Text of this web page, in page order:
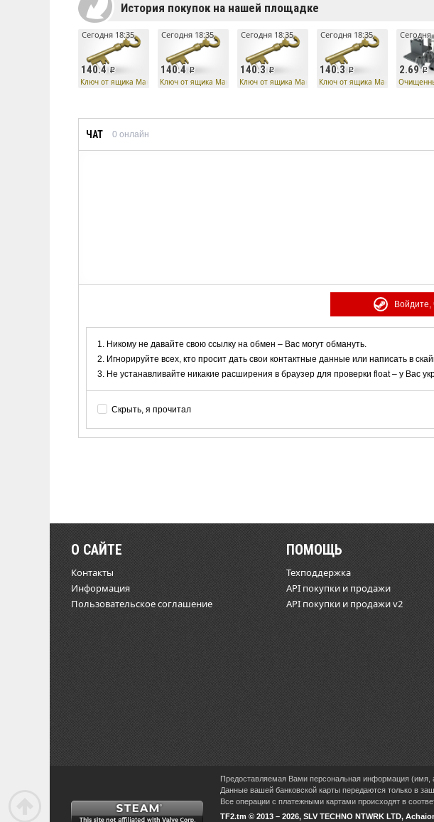
История покупок на нашей площадке
140.4
Сегодня 18:35
Ключ от ящика Манн Ко
140.4
Сегодня 18:35
Ключ от ящика Манн Ко
140.3
Сегодня 18:35
Ключ от ящика Манн Ко
140.3
Сегодня 18:35
Ключ от ящика Манн Ко
2.69
Сегодня
ЧАТ 0 онлайн
Никому не давайте свою ссылку на обмен – Вас могут обмануть.
Игнорируйте всех, кто просит дать свои контактные данные или написать в
Не устанавливайте никакие расширения в браузер для проверки float – у Вас
Скрыть, я прочитал
О САЙТЕ
Контакты
Информация
Пользовательское соглашение
ПОМОЩЬ
Техподдержка
API покупки и продажи
API покупки и продажи v2
Предоставляемая Вами персональная информация (имя,
Данные вашей банковской карты передаются только в
Все операции с платежными картами происходят в
TF2.tm © 2013 – 2026, SLV TECHNO NTWRK LTD,